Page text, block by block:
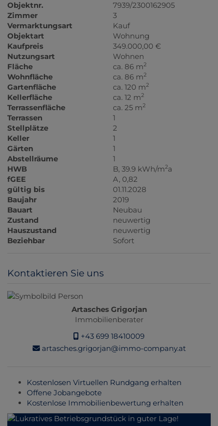
Objektnr.
7939/2300162905
Zimmer
3
Vermarktungsart
Kauf
Objektart
Wohnung
Kaufpreis
349.000,00 €
Nutzungsart
Wohnen
Fläche
ca. 86 m2
Wohnfläche ca. 86 m2
Gartenfläche ca. 120 m2
Kellerfläche ca. 12 m2
Terrassenfläche ca. 25 m2
Terrassen
1
Stellplätze
2
Keller
1
Gärten
1
Abstellräume
1
HWB
B, 39.9 kWh/m2a
fGEE
A, 0,82
gültig bis
01.11.2028
Baujahr
2019
Bauart
Neubau
Zustand
neuwertig
Hauszustand
neuwertig
Beziehbar
Sofort
Kontaktieren Sie uns
Artasches Grigorjan
Immobilienberater
+43 699 18410009
artasches.grigorjan@immo-company.at
Kostenlosen Virtuellen Rundgang erhalten
Offene Jobangebote
Kostenlose Immobilienbewertung erhalten